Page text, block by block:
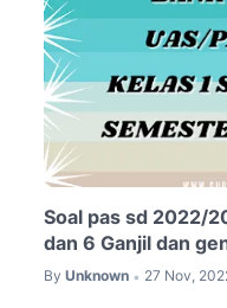
Soal pas sd 2022/
dan 6 Ganjil dan
By Unknown • 27 Nov,